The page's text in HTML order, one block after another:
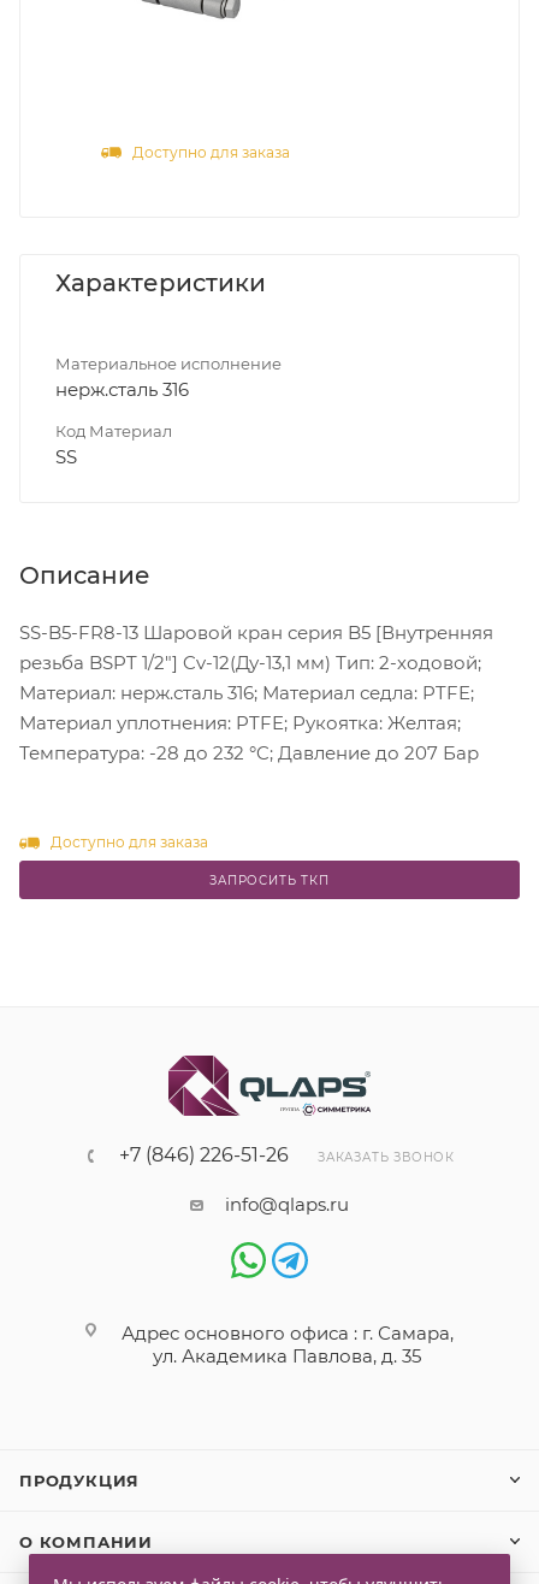
Доступно для заказа
Характеристики
Материальное исполнение
нерж.сталь 316
Код Материал
SS
Описание
SS-B5-FR8-13 Шаровой кран серия B5 [Внутренняя
резьба BSPT 1/2"] Cv-12(Ду-13,1 мм) Тип: 2-ходовой;
Материал: нерж.сталь 316; Материал седла: PTFE;
Материал уплотнения: PTFE; Рукоятка: Желтая;
Температура: -28 до 232 °C; Давление до 207 Бар
Доступно для заказа
ЗАПРОСИТЬ ТКП
+7 (846) 226-51-26 ЗАКАЗАТЬ ЗВОНОК
info@qlaps.ru
Адрес основного офиса : г. Самара,
ул. Академика Павлова, д. 35
ПРОДУКЦИЯ
О КОМПАНИИ